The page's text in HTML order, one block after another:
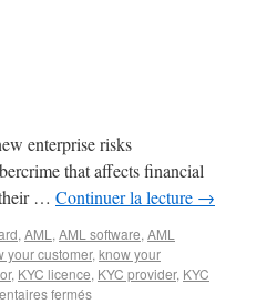
enterprise risks
that affects financial
… Continuer la lecture →
, AML , AML software, AML
your customer, know your
, KYC licence, KYC provider, KYC
fermés